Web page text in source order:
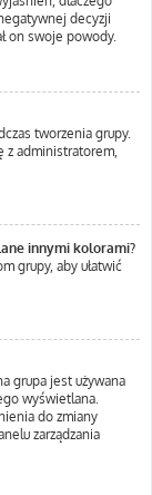
decyzji
on swoje powody.
tworzenia grupy.
z administratorem,
innymi kolorami?
grupy, aby ułatwić
grupa jest używana
wyświetlana.
do zmiany
zarządzania